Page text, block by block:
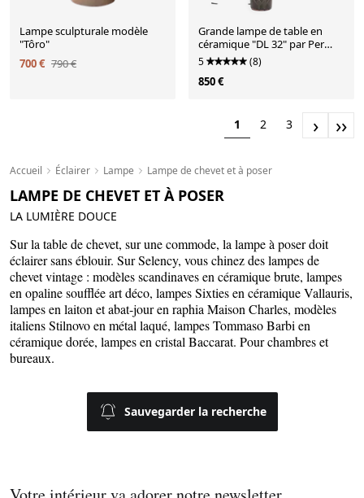
Lampe sculpturale modèle
"Tôro"
700 € 790 €
Grande lampe de table en
céramique "DL 32" par Per
Linnemann-Schmidt pour
Palshus / années 1960 / 1970
5 (8)
850 €
1 2 3 › ››
Accueil Éclairer Lampe Lampe de chevet et à poser
LAMPE DE CHEVET ET À POSER
LA LUMIÈRE DOUCE
Sur la table de chevet, sur une commode, la lampe à poser doit
éclairer sans éblouir. Sur Selency, vous chinez des lampes de
chevet vintage : modèles scandinaves en céramique brute, lampes
en opaline soufflée art déco, lampes Sixties en céramique Vallauris,
lampes en laiton et abat-jour en raphia Maison Charles, modèles
italiens Stilnovo en métal laqué, lampes Tommaso Barbi en
céramique dorée, lampes en cristal Baccarat. Pour chambres et
bureaux.
Sauvegarder la recherche